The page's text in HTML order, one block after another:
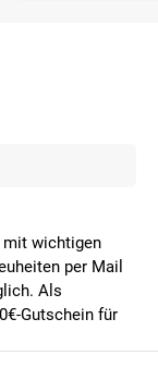
mit wichtigen
per Mail
Als
Gutschein für